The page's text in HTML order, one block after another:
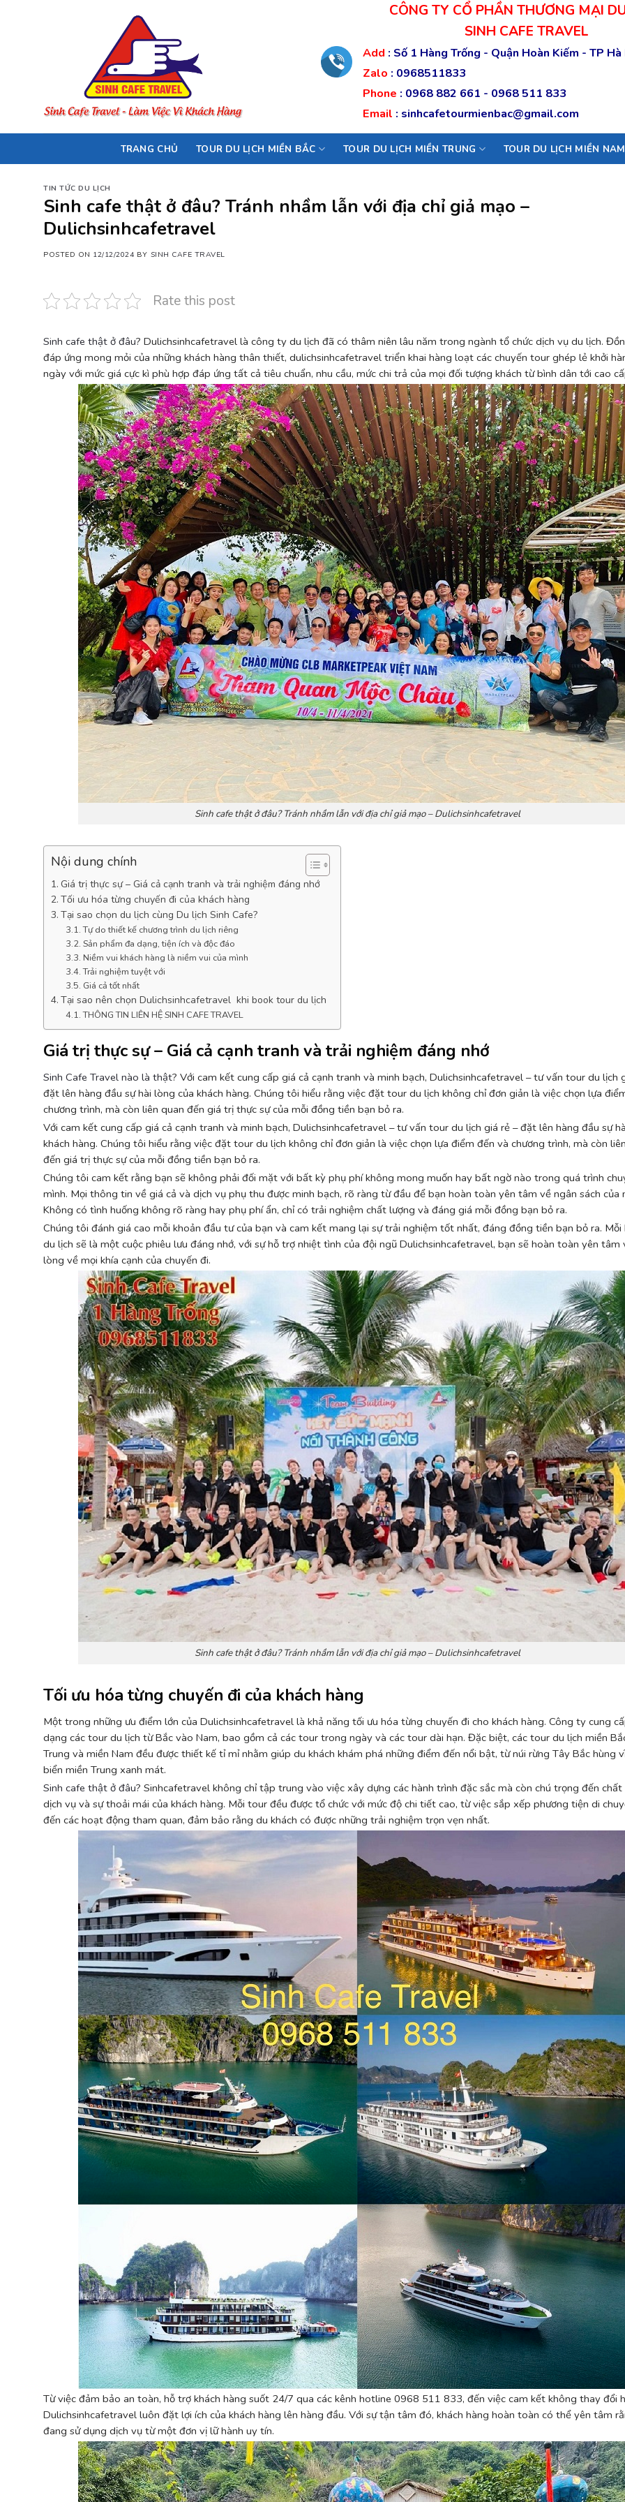
CÔNG TY CỔ PHẦN THƯƠNG MẠI
SINH CAFE TRAVEL
Add : Số 1 Hàng Trống - Quận Hoàn Kiếm - TP Hà
Zalo : 0968511833
Phone : 0968 882 661 - 0968 511 833
Email : sinhcafetourmienbac@gmail.com
TRANG CHỦ TOUR DU LỊCH MIỀN BẮC TOUR DU LỊCH MIỀN TRUNG TOUR DU LỊCH MIỀN NAM
TIN TỨC DU LỊCH
Sinh cafe thật ở đâu? Tránh nhầm lẫn với địa chỉ giả mạo –
Dulichsinhcafetravel
POSTED ON 12/12/2024 BY SINH CAFE TRAVEL
Rate this post
Sinh cafe thật ở đâu? Dulichsinhcafetravel là công ty du lịch đã có thâm niên lâu năm trong ngành tổ chức dịch vụ du lịch.
đáp ứng mong mỏi của những khách hàng thân thiết, dulichsinhcafetravel triển khai hàng loạt các chuyến tour ghép lẻ khởi
ngày với mức giá cực kì phù hợp đáp ứng tất cả tiêu chuẩn, nhu cầu, mức chi trả của mọi đối tượng khách từ bình dân tới cao
Sinh cafe thật ở đâu? Tránh nhầm lẫn với địa chỉ giả mạo – Dulichsinhcafetravel
Nội dung chính
Giá trị thực sự – Giá cả cạnh tranh và trải nghiệm đáng nhớ
Tối ưu hóa từng chuyến đi của khách hàng
Tại sao chọn du lịch cùng Du lịch Sinh Cafe?
Tự do thiết kế chương trình du lịch riêng
Sản phẩm đa dạng, tiện ích và độc đáo
Niềm vui khách hàng là niềm vui của mình
Trải nghiệm tuyệt với
Giá cả tốt nhất
Tại sao nên chọn Dulichsinhcafetravel khi book tour du lịch
THÔNG TIN LIÊN HỆ SINH CAFE TRAVEL
Giá trị thực sự – Giá cả cạnh tranh và trải nghiệm đáng nhớ
Sinh Cafe Travel nào là thật? Với cam kết cung cấp giá cả cạnh tranh và minh bạch, Dulichsinhcafetravel – tư vấn tour du lịch
đặt lên hàng đầu sự hài lòng của khách hàng. Chúng tôi hiểu rằng việc đặt tour du lịch không chỉ đơn giản là việc chọn lựa
chương trình, mà còn liên quan đến giá trị thực sự của mỗi đồng tiền bạn bỏ ra.
Với cam kết cung cấp giá cả cạnh tranh và minh bạch, Dulichsinhcafetravel – tư vấn tour du lịch giá rẻ – đặt lên hàng đầu sự
khách hàng. Chúng tôi hiểu rằng việc đặt tour du lịch không chỉ đơn giản là việc chọn lựa điểm đến và chương trình, mà còn
đến giá trị thực sự của mỗi đồng tiền bạn bỏ ra.
Chúng tôi cam kết rằng bạn sẽ không phải đối mặt với bất kỳ phụ phí không mong muốn hay bất ngờ nào trong quá trình
mình. Mọi thông tin về giá cả và dịch vụ phụ thu được minh bạch, rõ ràng từ đầu để bạn hoàn toàn yên tâm về ngân sách của
Không có tình huống không rõ ràng hay phụ phí ẩn, chỉ có trải nghiệm chất lượng và đáng giá mỗi đồng bạn bỏ ra.
Chúng tôi đánh giá cao mỗi khoản đầu tư của bạn và cam kết mang lại sự trải nghiệm tốt nhất, đáng đồng tiền bạn bỏ ra. Mỗi
du lịch sẽ là một cuộc phiêu lưu đáng nhớ, với sự hỗ trợ nhiệt tình của đội ngũ Dulichsinhcafetravel, bạn sẽ hoàn toàn yên tâm
lòng về mọi khía cạnh của chuyến đi.
Sinh cafe thật ở đâu? Tránh nhầm lẫn với địa chỉ giả mạo – Dulichsinhcafetravel
Tối ưu hóa từng chuyến đi của khách hàng
Một trong những ưu điểm lớn của Dulichsinhcafetravel là khả năng tối ưu hóa từng chuyến đi cho khách hàng. Công ty cung
dạng các tour du lịch từ Bắc vào Nam, bao gồm cả các tour trong ngày và các tour dài hạn. Đặc biệt, các tour du lịch miền
Trung và miền Nam đều được thiết kế tỉ mỉ nhằm giúp du khách khám phá những điểm đến nổi bật, từ núi rừng Tây Bắc hùng
biển miền Trung xanh mát.
Sinh cafe thật ở đâu? Sinhcafetravel không chỉ tập trung vào việc xây dựng các hành trình đặc sắc mà còn chú trọng đến chất
dịch vụ và sự thoải mái của khách hàng. Mỗi tour đều được tổ chức với mức độ chi tiết cao, từ việc sắp xếp phương tiện di
đến các hoạt động tham quan, đảm bảo rằng du khách có được những trải nghiệm trọn vẹn nhất.
Từ việc đảm bảo an toàn, hỗ trợ khách hàng suốt 24/7 qua các kênh hotline 0968 511 833, đến việc cam kết không thay đổi
Dulichsinhcafetravel luôn đặt lợi ích của khách hàng lên hàng đầu. Với sự tận tâm đó, khách hàng hoàn toàn có thể yên tâm
đang sử dụng dịch vụ từ một đơn vị lữ hành uy tín.